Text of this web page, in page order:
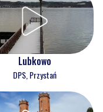
Lubkowo
DPS, Przystań